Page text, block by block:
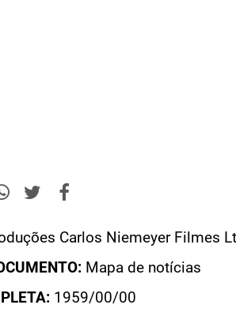
Carlos Niemeyer Filmes
Mapa de notícias
1959/00/00